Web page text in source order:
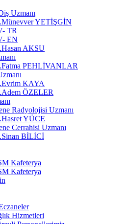
Uzmanı
YETİŞGİN
TR
EN
AKSU
PEHLİVANLAR
KAYA
ÖZELER
Radyolojisi Uzmanı
YÜCE
Cerrahisi Uzmanı
BİLİCİ
Kafeterya
Kafeterya
Hizmetleri